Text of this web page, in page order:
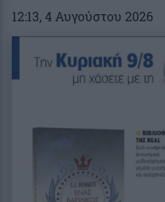
12:13, 4 Αυγούστου 2026